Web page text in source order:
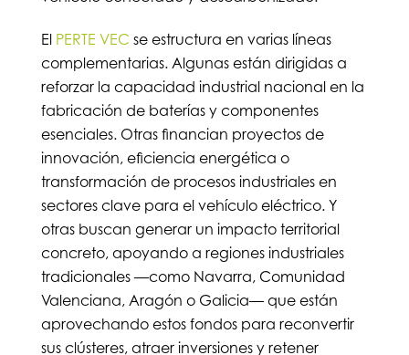
El PERTE VEC se estructura en varias líneas
complementarias. Algunas están dirigidas a
reforzar la capacidad industrial nacional en la
fabricación de baterías y componentes
esenciales. Otras financian proyectos de
innovación, eficiencia energética o
transformación de procesos industriales en
sectores clave para el vehículo eléctrico. Y
otras buscan generar un impacto territorial
concreto, apoyando a regiones industriales
tradicionales —como Navarra, Comunidad
Valenciana, Aragón o Galicia— que están
aprovechando estos fondos para reconvertir
sus clústeres, atraer inversiones y retener